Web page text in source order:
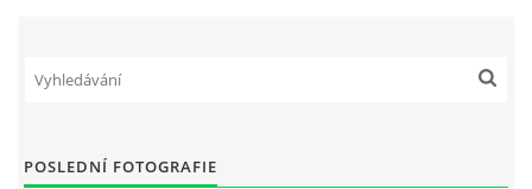
© 2026 eStránky.cz
POSLEDNÍ FOTOGRAFIE